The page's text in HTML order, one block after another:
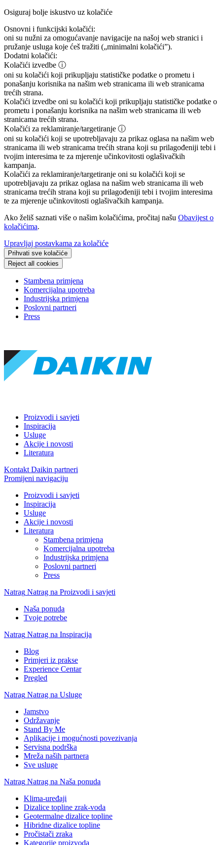
Osiguraj bolje iskustvo uz kolačiće
Osnovni i funkcijski kolačići:
oni su nužni za omogućavanje navigacije na našoj web stranici i
pružanje usluga koje ćeš tražiti („minimalni kolačići”).
Dodatni kolačići:
Kolačići izvedbe ⓘ
oni su kolačići koji prikupljaju statističke podatke o prometu i
ponašanju korisnika na našim web stranicama ili web stranicama
trećih strana.
Kolačići izvedbe oni su kolačići koji prikupljaju statističke podatke o
prometu i ponašanju korisnika na našim web stranicama ili web
stranicama trećih strana.
Kolačići za reklamiranje/targetiranje ⓘ
oni su kolačići koji se upotrebljavaju za prikaz oglasa na našim web
stranicama ili web stranicama trećih strana koji su prilagođeniji tebi i
tvojim interesima te za mjerenje učinkovitosti oglašivačkih
kampanja.
Kolačići za reklamiranje/targetiranje oni su kolačići koji se
upotrebljavaju za prikaz oglasa na našim web stranicama ili web
stranicama trećih strana koji su prilagođeniji tebi i tvojim interesima
te za mjerenje učinkovitosti oglašivačkih kampanja.
Ako želiš saznati više o našim kolačićima, pročitaj našu Obavijest o
kolačićima.
Upravljaj postavkama za kolačiće
Prihvati sve kolačiće
Reject all cookies
Stambena primjena
Komercijalna upotreba
Industrijska primjena
Poslovni partneri
Press
Proizvodi i savjeti
Inspiracija
Usluge
Akcije i novosti
Literatura
Kontakt Daikin partneri
Promijeni navigaciju
Proizvodi i savjeti
Inspiracija
Usluge
Akcije i novosti
Literatura
Stambena primjena
Komercijalna upotreba
Industrijska primjena
Poslovni partneri
Press
Natrag Natrag na Proizvodi i savjeti
Naša ponuda
Tvoje potrebe
Natrag Natrag na Inspiracija
Blog
Primjeri iz prakse
Experience Centar
Pregled
Natrag Natrag na Usluge
Jamstvo
Održavanje
Stand By Me
Aplikacije i mogućnosti povezivanja
Servisna podrška
Mreža naših partnera
Sve usluge
Natrag Natrag na Naša ponuda
Klima-uređaji
Dizalice topline zrak-voda
Geotermalne dizalice topline
Hibridne dizalice topline
Pročistači zraka
Kategorije proizvoda